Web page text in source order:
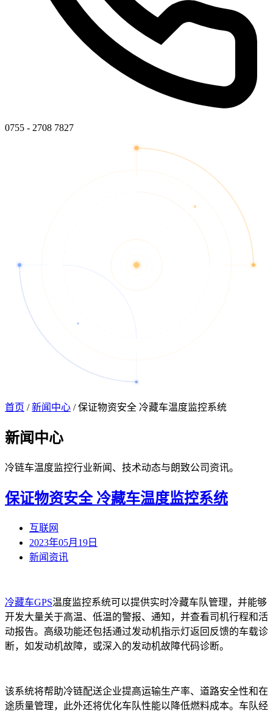
0755 - 2708 7827
首页 / 新闻中心 / 保证物资安全 冷藏车温度监控系统
新闻 中心
冷链车温度监控行业新闻、技术动态与朗致公司资讯。
保证物资安全 冷藏车温度监控系统
互联网
2023年05月19日
新闻资讯
冷藏车GPS温度监控系统可以提供实时冷藏车队管理，并能够
开发大量关于高温、低温的警报、通知，并查看司机行程和活
动报告。高级功能还包括通过发动机指示灯返回反馈的车载诊
断，如发动机故障，或深入的发动机故障代码诊断。
该系统将帮助冷链配送企业提高运输生产率、道路安全性和在
途质量管理，此外还将优化车队性能以降低燃料成本。车队经